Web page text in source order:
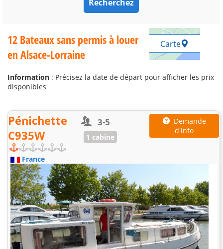
12 Bateaux sans permis à louer
en Alsace-Lorraine
Carte
Information : Précisez la date de départ pour afficher les prix
disponibles
Pénichette
C935W
3-5
1 cabine
Demande
d'info
France